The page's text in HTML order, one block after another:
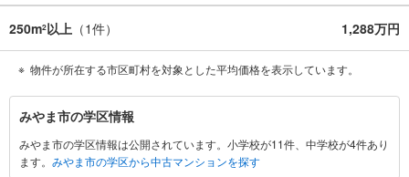
250m2以上 （1件） 1,288万円
物件が所在する市区町村を対象とした平均価格を表示しています。
や
ま
市
みやま市の学区情報
みやま市の学区情報は公開されています。小学校が11件、中学校が4件あり
ます。 みやま市の学区から中古マンションを探す